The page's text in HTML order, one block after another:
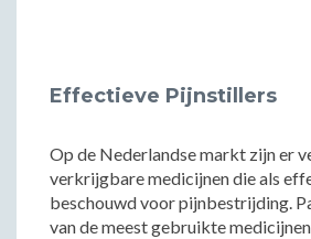
Effectieve Pijnstillers
Op de Nederlandse markt zijn er
verkrijgbare medicijnen die als
beschouwd voor pijnbestrijding.
van de meest gebruikte